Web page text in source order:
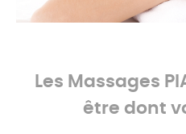
Les Massages
être dont